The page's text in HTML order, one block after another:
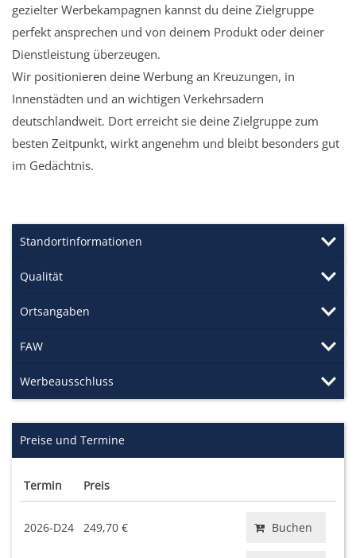
gezielter Werbekampagnen kannst du deine Zielgruppe
perfekt ansprechen und von deinem Produkt oder deiner
Dienstleistung überzeugen.
Wir positionieren deine Werbung an Kreuzungen, in
Innenstädten und an wichtigen Verkehrsadern
deutschlandweit. Dort erreicht sie deine Zielgruppe zum
besten Zeitpunkt, wirkt angenehm und bleibt besonders gut
im Gedächtnis.
Standortinformationen
Qualität
Ortsangaben
FAW
Werbeausschluss
Preise und Termine
Termin Preis
2026-D24 249,70 € Buchen